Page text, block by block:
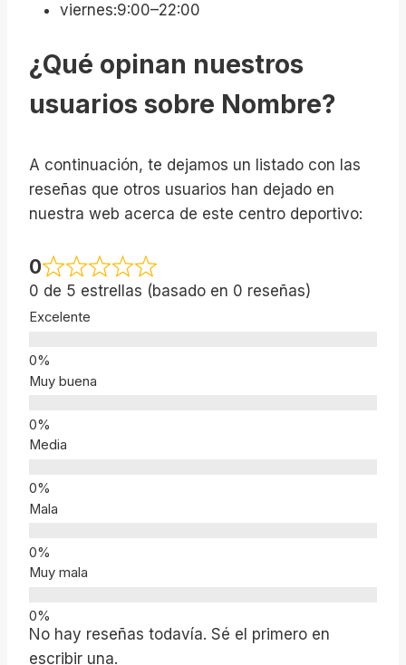
viernes:9:00–22:00
¿Qué opinan nuestros
usuarios sobre Nombre?
A continuación, te dejamos un listado con las
reseñas que otros usuarios han dejado en
nuestra web acerca de este centro deportivo:
0
0 de 5 estrellas (basado en 0 reseñas)
Excelente
Muy buena
Media
Mala
Muy mala
No hay reseñas todavía. Sé el primero en
escribir una.